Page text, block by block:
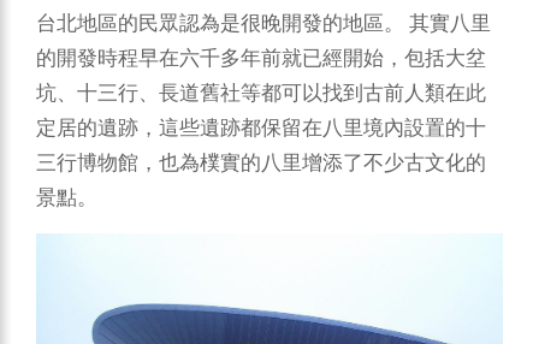
台北地區的民眾認為是很晚開發的地區。 其實八里
的開發時程早在六千多年前就已經開始，包括大坌
坑、十三行、長道舊社等都可以找到古前人類在此
定居的遺跡，這些遺跡都保留在八里境內設置的十
三行博物館，也為樸實的八里增添了不少古文化的
景點。